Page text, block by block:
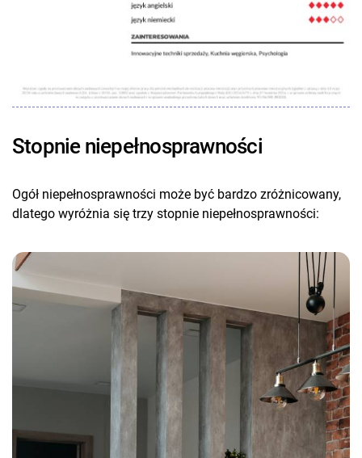
Stopnie niepełnosprawności
Ogół niepełnosprawności może być bardzo zróżnicowany,
dlatego wyróżnia się trzy stopnie niepełnosprawności: